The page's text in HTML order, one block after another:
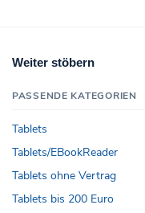
Weiter stöbern
PASSENDE KATEGORIEN
Tablets
Tablets/EBookReader
Tablets ohne Vertrag
Tablets bis 200 Euro